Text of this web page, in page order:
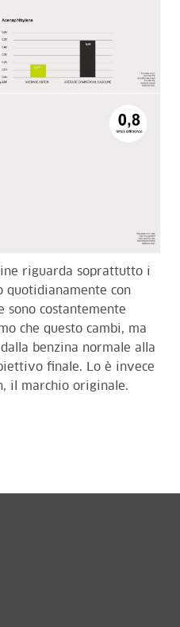
riguarda soprattutto i
quotidianamente con
sono costantemente
che questo cambi, ma
benzina normale alla
finale. Lo è invece
il marchio originale.